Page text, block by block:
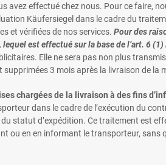
avez effectué chez nous. Pour ce faire,
Käufersiegel dans le cadre du
et vérifiées de nos services. Pour des
est effectué sur la base de l’art. 6 (1)
Elle ne sera pas non plus
3 mois après la livraison de la
chargées de la livraison à des fins
dans le cadre de l’exécution du
statut d’expédition. Ce traitement est
ou en en informant le transporteur,